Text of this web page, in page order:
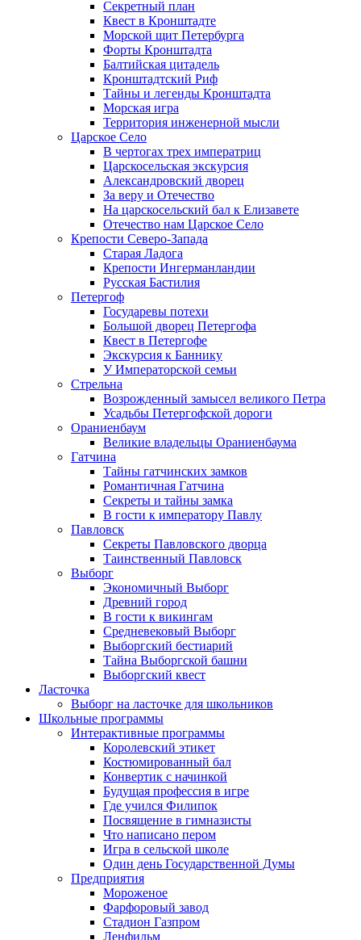
Секретный план
Квест в Кронштадте
Морской щит Петербурга
Форты Кронштадта
Балтийская цитадель
Кронштадтский Риф
Тайны и легенды Кронштадта
Морская игра
Территория инженерной мысли
Царское Село
В чертогах трех императриц
Царскосельская экскурсия
Александровский дворец
За веру и Отечество
На царскосельский бал к Елизавете
Отечество нам Царское Село
Крепости Северо-Запада
Старая Ладога
Крепости Ингерманландии
Русская Бастилия
Петергоф
Государевы потехи
Большой дворец Петергофа
Квест в Петергофе
Экскурсия к Баннику
У Императорской семьи
Стрельна
Возрожденный замысел великого Петра
Усадьбы Петергофской дороги
Ораниенбаум
Великие владельцы Ораниенбаума
Гатчина
Тайны гатчинских замков
Романтичная Гатчина
Секреты и тайны замка
В гости к императору Павлу
Павловск
Секреты Павловского дворца
Таинственный Павловск
Выборг
Экономичный Выборг
Древний город
В гости к викингам
Средневековый Выборг
Выборгский бестиарий
Тайна Выборгской башни
Выборгский квест
Ласточка
Выборг на ласточке для школьников
Школьные программы
Интерактивные программы
Королевский этикет
Костюмированный бал
Конвертик с начинкой
Будущая профессия в игре
Где учился Филипок
Посвящение в гимназисты
Что написано пером
Игра в сельской школе
Один день Государственной Думы
Предприятия
Мороженое
Фарфоровый завод
Стадион Газпром
Ленфильм